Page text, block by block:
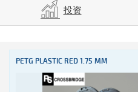
投资
PETG PLASTIC RED 1.75 MM